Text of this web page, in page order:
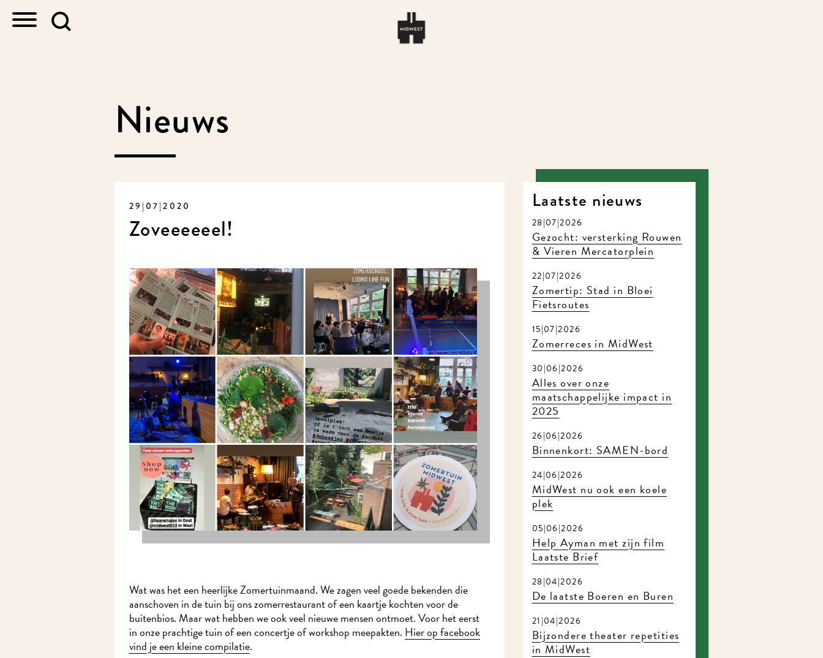
Nieuws
29|07|2020
Zoveeeeeel!
Wat was het een heerlijke Zomertuinmaand. We zagen veel goede bekenden die
aanschoven in de tuin bij ons zomerrestaurant of een kaartje kochten voor de
buitenbios. Maar wat hebben we ook veel nieuwe mensen ontmoet. Voor het eerst
in onze prachtige tuin of een concertje of workshop meepakten. Hier op facebook
vind je een kleine compilatie.
Laatste nieuws
28|07|2026
Gezocht: versterking Rouwen
& Vieren Mercatorplein
22|07|2026
Zomertip: Stad in Bloei
Fietsroutes
15|07|2026
Zomerreces in MidWest
30|06|2026
Alles over onze
maatschappelijke impact in
2025
26|06|2026
Binnenkort: SAMEN-bord
24|06|2026
MidWest nu ook een koele
plek
05|06|2026
Help Ayman met zijn film
Laatste Brief
28|04|2026
De laatste Boeren en Buren
21|04|2026
Bijzondere theater repetities
in MidWest